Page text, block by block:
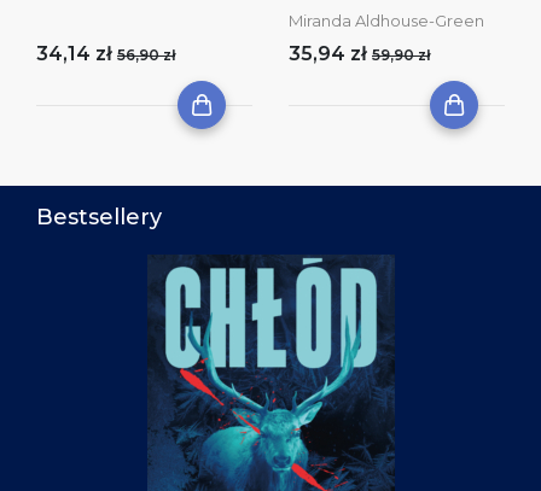
34,14 zł 56,90 zł
Miranda Aldhouse-Green
35,94 zł 59,90 zł
Bestsellery